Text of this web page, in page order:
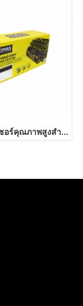
ตลับหมึกเลเซอร์คุณภาพสูงสำหรับ SAMSUNG รุ่น MLT-D103L